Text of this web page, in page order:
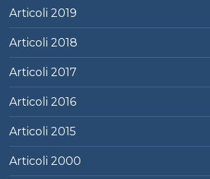
Articoli2019
Articoli2018
Articoli2017
Articoli2016
Articoli2015
Articoli2000